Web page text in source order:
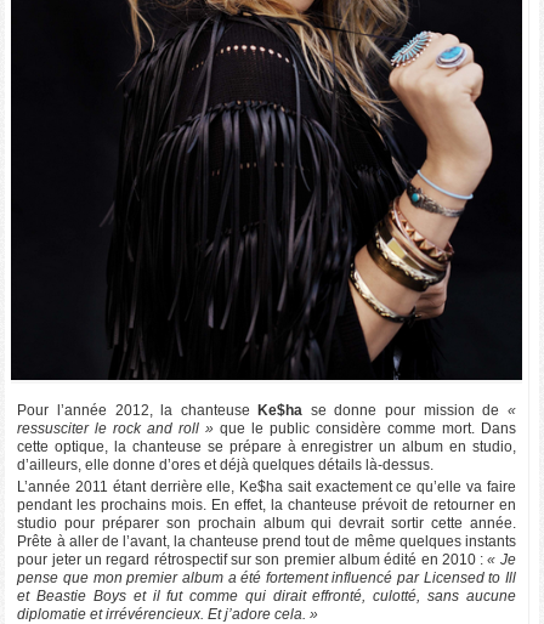
Pour l’année 2012, la chanteuseKe$ha se donne pour mission de «
ressusciter le rock and roll » que le public considère comme mort. Dans
cette optique, la chanteuse se prépare à enregistrer un album en studio,
d’ailleurs, elle donne d’ores et déjà quelques détails là-dessus.
L’année 2011 étant derrière elle, Ke$ha sait exactement ce qu’elle va faire
pendant les prochains mois. En effet, la chanteuse prévoit de retourner en
studio pour préparer son prochain album qui devrait sortir cette année.
Prête à aller de l’avant, la chanteuse prend tout de même quelques instants
pour jeter un regard rétrospectif sur son premier album édité en 2010 :« Je
pense que mon premier album a été fortement influencé par Licensed to Ill
et Beastie Boys et il fut comme qui dirait effronté, culotté, sans aucune
diplomatie et irrévérencieux. Et j’adore cela. »